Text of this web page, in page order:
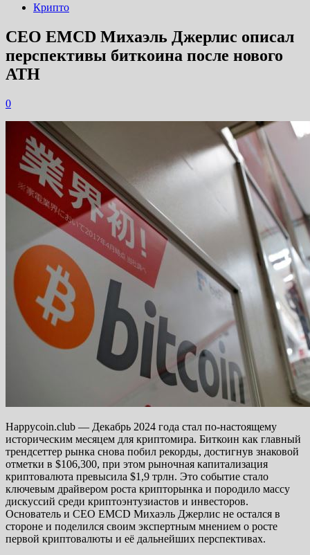
Крипто
СЕО EMCD Михаэль Джерлис описал
перспективы биткоина после нового
ATH
0
Happycoin.club — Декабрь 2024 года стал по-настоящему
историческим месяцем для криптомира. Биткоин как главный
трендсеттер рынка снова побил рекорды, достигнув знаковой
отметки в $106,300, при этом рыночная капитализация
криптовалюта превысила $1,9 трлн. Это событие стало
ключевым драйвером роста крипторынка и породило массу
дискуссий среди криптоэнтузиастов и инвесторов.
Основатель и СЕО EMCD Михаэль Джерлис не остался в
стороне и поделился своим экспертным мнением о росте
первой криптовалюты и её дальнейших перспективах.